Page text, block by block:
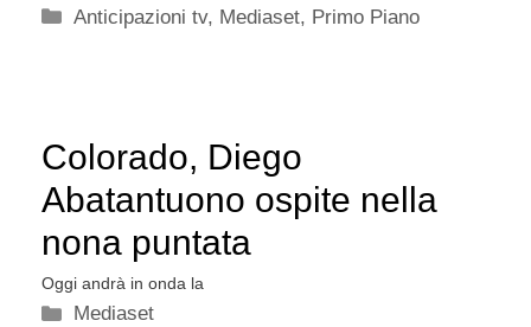
Categorie
Anticipazioni tv, Mediaset, Primo Piano
Colorado, Diego
Abatantuono ospite nella
nona puntata
Oggi andrà in onda la
Categorie
Mediaset